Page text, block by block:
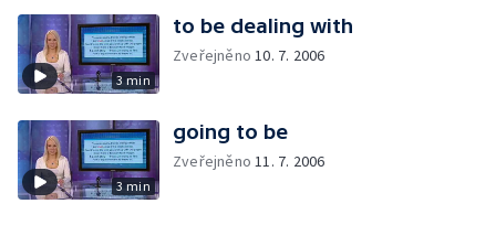
3 min
to be dealing with
Zveřejněno10. 7. 2006
3 min
going to be
Zveřejněno11. 7. 2006